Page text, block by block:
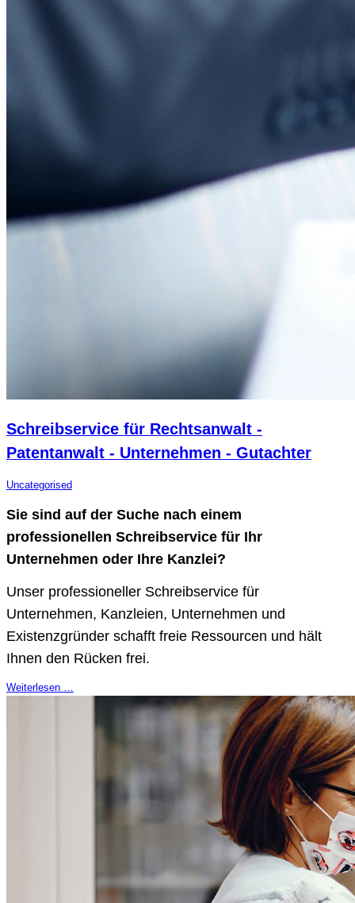
Schreibservice für Rechtsanwalt -
Patentanwalt - Unternehmen - Gutachter
Uncategorised
Sie sind auf der Suche nach einem
professionellen Schreibservice für Ihr
Unternehmen oder Ihre Kanzlei?
Unser professioneller Schreibservice für
Unternehmen, Kanzleien, Unternehmen und
Existenzgründer schafft freie Ressourcen und hält
Ihnen den Rücken frei.
Weiterlesen …